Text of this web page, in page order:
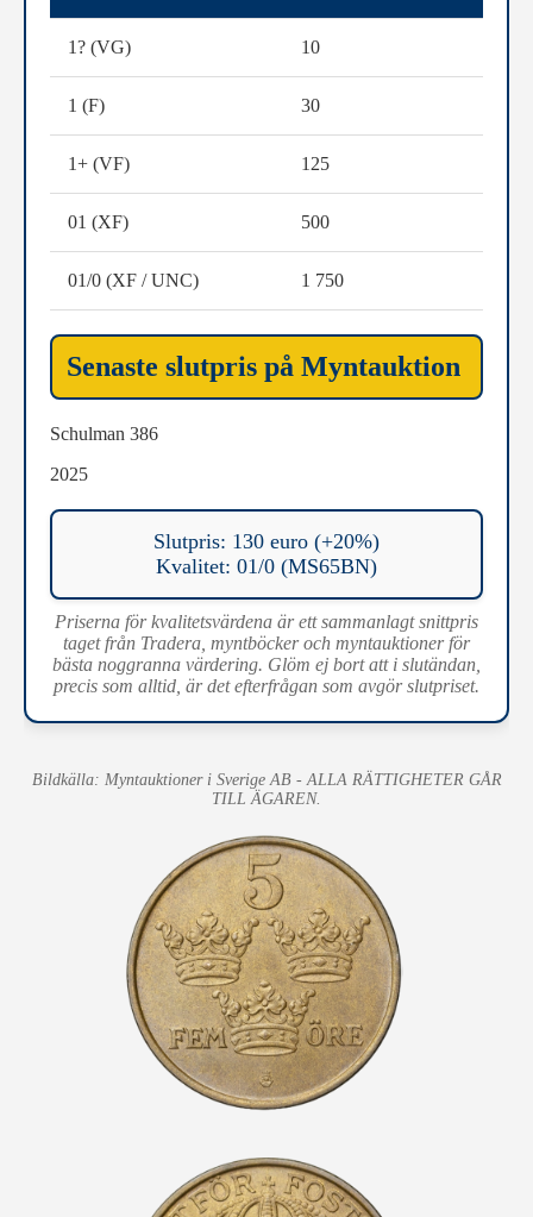
1? (VG) 10
1 (F) 30
1+ (VF) 125
01 (XF) 500
01/0 (XF / UNC) 1 750
Senaste slutpris på Myntauktion
Schulman 386
2025
Slutpris: 130 euro (+20%)
Kvalitet: 01/0 (MS65BN)
Priserna för kvalitetsvärdena är ett sammanlagt snittpris
taget från Tradera, myntböcker och myntauktioner för
bästa noggranna värdering. Glöm ej bort att i slutändan,
precis som alltid, är det efterfrågan som avgör slutpriset.
Bildkälla: Myntauktioner i Sverige AB - ALLA RÄTTIGHETER GÅR
TILL ÄGAREN.